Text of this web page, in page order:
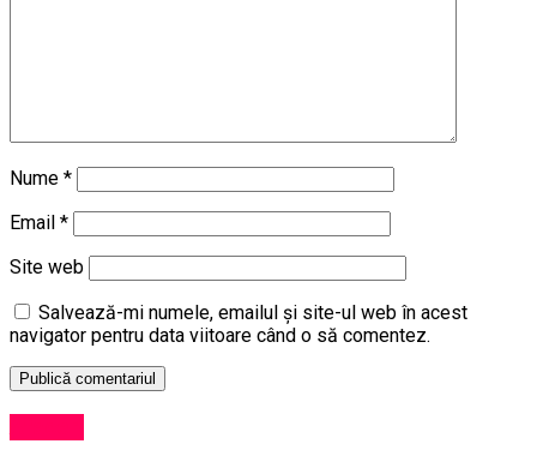
Nume *
Email *
Site web
Salvează-mi numele, emailul și site-ul web în acest
navigator pentru data viitoare când o să comentez.